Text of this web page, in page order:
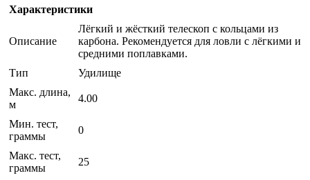
Характеристики
Описание
Лёгкий и жёсткий телескоп с кольцами из
карбона. Рекомендуется для ловли с лёгкими и
средними поплавками.
Тип
Удилище
Макс. длина,
м
4.00
Мин. тест,
граммы
0
Макс. тест,
граммы
25